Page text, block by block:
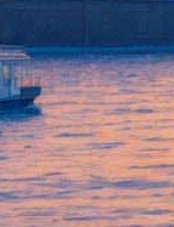
22 сентября 2011,
Версия для печати